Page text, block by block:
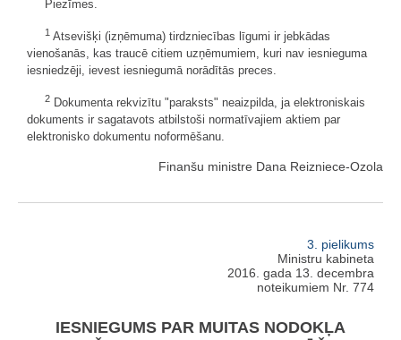
Piezīmes.
1 Atsevišķi (izņēmuma) tirdzniecības līgumi ir jebkādas
vienošanās, kas traucē citiem uzņēmumiem, kuri nav iesnieguma
iesniedzēji, ievest iesniegumā norādītās preces.
2 Dokumenta rekvizītu "paraksts" neaizpilda, ja elektroniskais
dokuments ir sagatavots atbilstoši normatīvajiem aktiem par
elektronisko dokumentu noformēšanu.
Finanšu ministre Dana Reizniece-Ozola
3. pielikums
Ministru kabineta
2016. gada 13. decembra
noteikumiem Nr. 774
IESNIEGUMS PAR MUITAS NODOKĻA